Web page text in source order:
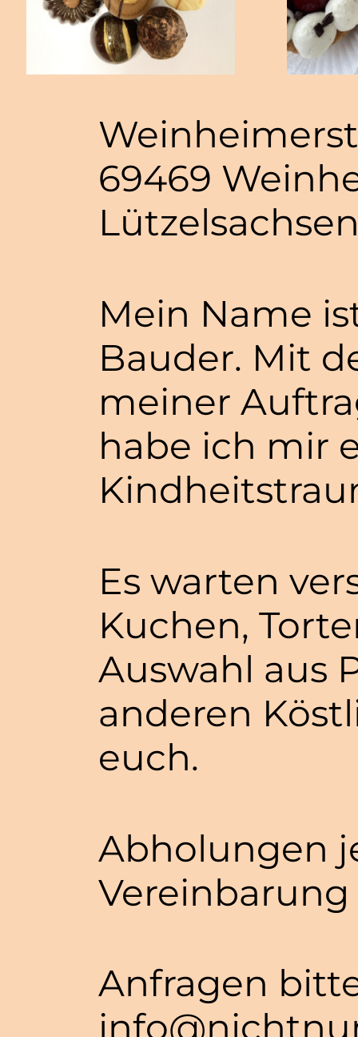
69469
Mein Name
Bauder. Mit
meiner
habe ich mir
Es warten
Kuchen,
Auswahl aus
anderen
euch.
Abholungen
Vereinbarung
Anfragen